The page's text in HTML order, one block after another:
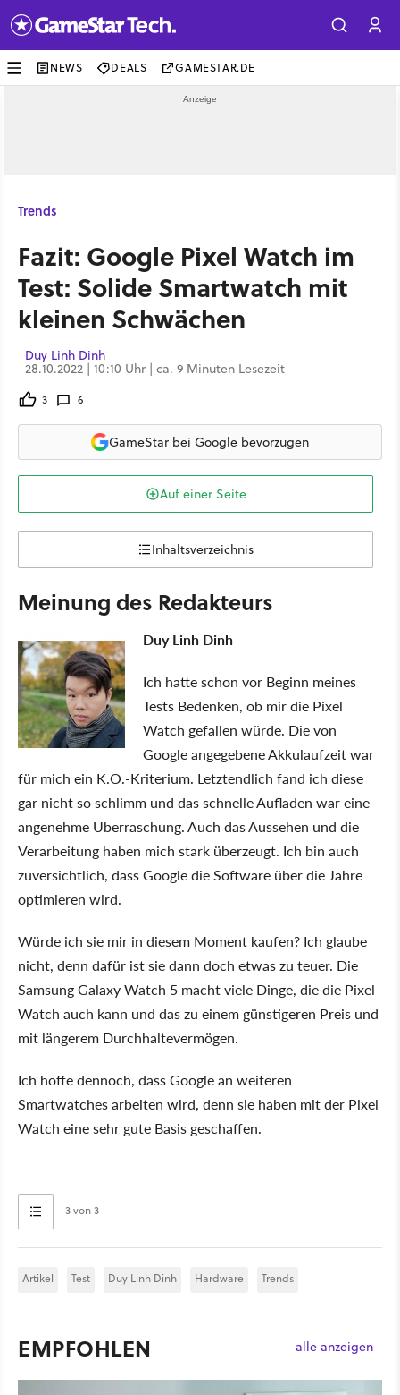
NEWS DEALS GAMESTAR.DE
Trends
Fazit: Google Pixel Watch im
Test: Solide Smartwatch mit
kleinen Schwächen
Duy Linh Dinh
28.10.2022 | 10:10 Uhr | ca. 9 Minuten Lesezeit
3 6
GameStar bei Google bevorzugen
Auf einer Seite
Inhaltsverzeichnis
Meinung des Redakteurs
Duy Linh Dinh
Ich hatte schon vor Beginn meines
Tests Bedenken, ob mir die Pixel
Watch gefallen würde. Die von
Google angegebene Akkulaufzeit war
für mich ein K.O.-Kriterium. Letztendlich fand ich diese
gar nicht so schlimm und das schnelle Aufladen war eine
angenehme Überraschung. Auch das Aussehen und die
Verarbeitung haben mich stark überzeugt. Ich bin auch
zuversichtlich, dass Google die Software über die Jahre
optimieren wird.
Würde ich sie mir in diesem Moment kaufen? Ich glaube
nicht, denn dafür ist sie dann doch etwas zu teuer. Die
Samsung Galaxy Watch 5 macht viele Dinge, die die Pixel
Watch auch kann und das zu einem günstigeren Preis und
mit längerem Durchhaltevermögen.
Ich hoffe dennoch, dass Google an weiteren
Smartwatches arbeiten wird, denn sie haben mit der Pixel
Watch eine sehr gute Basis geschaffen.
3 von 3
Artikel Test Duy Linh Dinh Hardware Trends
EMPFOHLEN alle anzeigen